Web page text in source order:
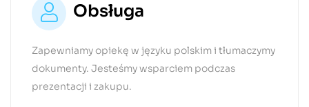
Obsługa
Zapewniamy opiekę w języku polskim i tłumaczymy
dokumenty. Jesteśmy wsparciem podczas
prezentacji i zakupu.